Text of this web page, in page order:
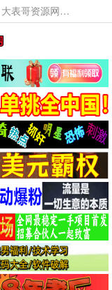
本网站提供资源工具下载，大老表资源工具，大表哥资源网软件工具，大老表资源下载，活动线报福利资源分享,活动线报，大型网游经典游戏，网络热门技术游戏辅助交流与分享。